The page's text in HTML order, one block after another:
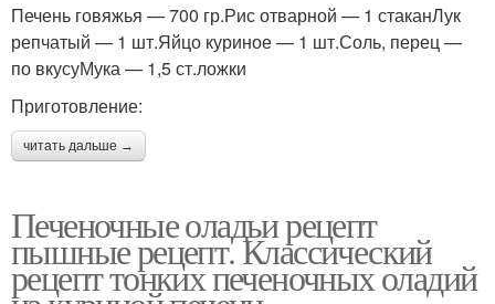
Печень говяжья — 700 гр.Рис отварной — 1 стаканЛук
репчатый — 1 шт.Яйцо куриное — 1 шт.Соль, перец —
по вкусуМука — 1,5 ст.ложки
Приготовление:
читать дальше →
Печеночные оладьи рецепт
пышные рецепт. Классический
рецепт тонких печеночных оладий